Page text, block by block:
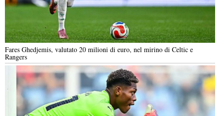
Fares Ghedjemis, valutato 20 milioni di euro, nel mirino di Celtic e
Rangers